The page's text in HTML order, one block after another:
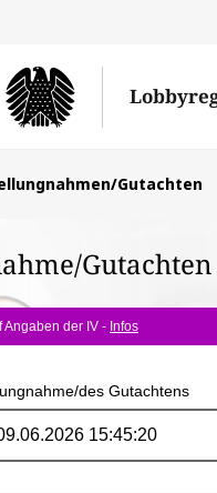
Gutachten
Gutachten
Angaben der IV - Infos
des Gutachtens